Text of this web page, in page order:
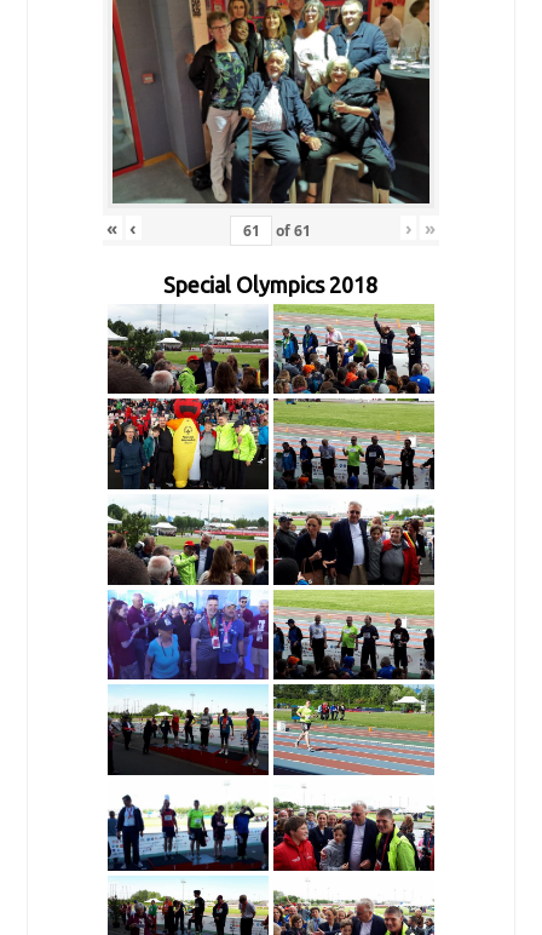
« ‹ of61 › »
Special Olympics 2018